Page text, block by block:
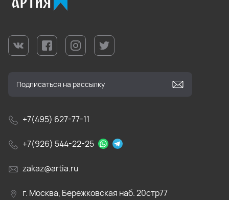
+7(495) 627-77-11
+7(926) 544-22-25
zakaz@artia.ru
г. Москва, Бережковская наб. 20стр77